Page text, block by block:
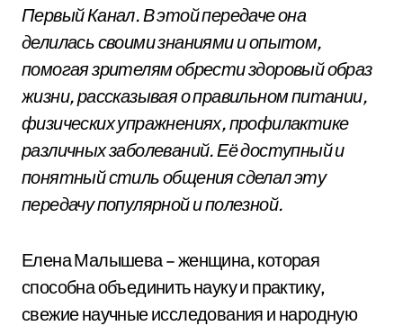
Первый Канал. В этой передаче она
делилась своими знаниями и опытом,
помогая зрителям обрести здоровый образ
жизни, рассказывая о правильном питании,
физических упражнениях, профилактике
различных заболеваний. Её доступный и
понятный стиль общения сделал эту
передачу популярной и полезной.
Елена Малышева – женщина, которая
способна объединить науку и практику,
свежие научные исследования и народную